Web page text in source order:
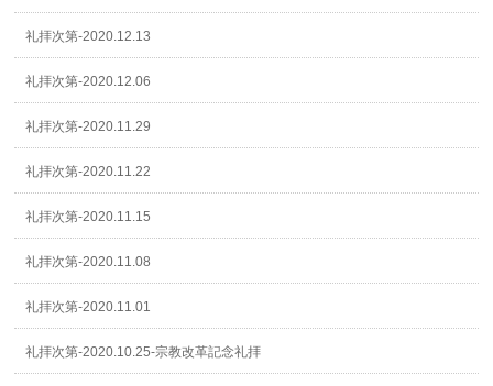
礼拝次第-2020.12.13
礼拝次第-2020.12.06
礼拝次第-2020.11.29
礼拝次第-2020.11.22
礼拝次第-2020.11.15
礼拝次第-2020.11.08
礼拝次第-2020.11.01
礼拝次第-2020.10.25-宗教改革記念礼拝